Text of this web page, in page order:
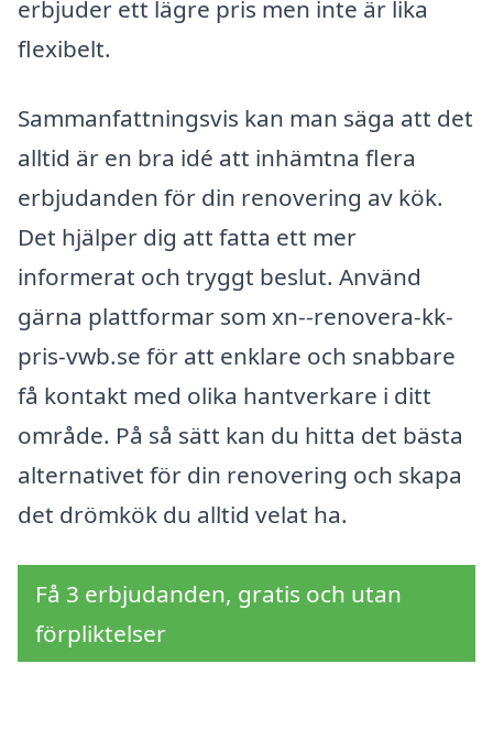
erbjuder ett lägre pris men inte är lika
flexibelt.
Sammanfattningsvis kan man säga att det
alltid är en bra idé att inhämtna flera
erbjudanden för din renovering av kök.
Det hjälper dig att fatta ett mer
informerat och tryggt beslut. Använd
gärna plattformar som xn--renovera-kk-
pris-vwb.se för att enklare och snabbare
få kontakt med olika hantverkare i ditt
område. På så sätt kan du hitta det bästa
alternativet för din renovering och skapa
det drömkök du alltid velat ha.
Få 3 erbjudanden, gratis och utan
förpliktelser